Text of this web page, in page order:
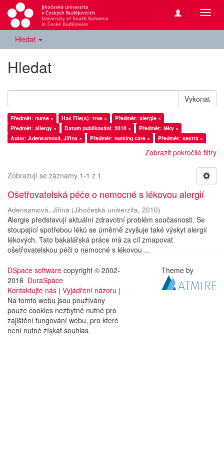
Hledat
Hledat
Vykonat
Předmět: nurse × Has File(s): true ×
Předmět: alergie ×
Předmět: allergy ×
Datum publikování: 2010 ×
Předmět: léky ×
Autor: Adensamová, Jiřina ×
Předmět: nursing care × Předmět: sestra ×
Zobrazit pokročilé filtry
Zobrazují se záznamy 1-1 z 1
Ošetřovatelská péče o nemocné s lékovou alergií
Adensamová, Jiřina (Jihočeská univerzita, 2010)
Alergie představují aktuální zdravotní problém současnosti. Se
stoupající spotřebou léků se úměrně zvyšuje také výskyt alergií
lékových. Tato bakalářská práce má za cíl zmapovat
ošetřovatelskou péči o nemocné s lékovou ...
DSpace software copyright © 2002-
2016 DuraSpace
Kontaktujte nás | Vyjádření názoru |
Na tomto webu jsou používány
pouze cookies nezbytně nutné pro
zajištění fungování webu, pro které
není nutné získat souhlas.
Theme by